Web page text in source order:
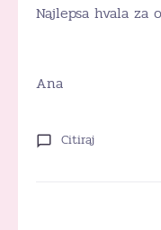
Najlepsa hvala za
Ana
Citiraj